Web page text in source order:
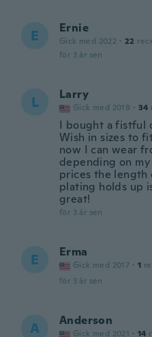
E Ernie
Gick med 2022 · 22
för 3 år sen
L Larry
Gick med 2019 · 34
I bought a fistful
Wish in sizes to
now I can wear
depending on
prices the
plating holds up
great!
för 3 år sen
E Erma
Gick med 2017 · 1
för 3 år sen
A Anderson
Gick med 2021 · 14